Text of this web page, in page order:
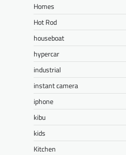
Homes
Hot Rod
houseboat
hypercar
industrial
instant camera
iphone
kibu
kids
Kitchen